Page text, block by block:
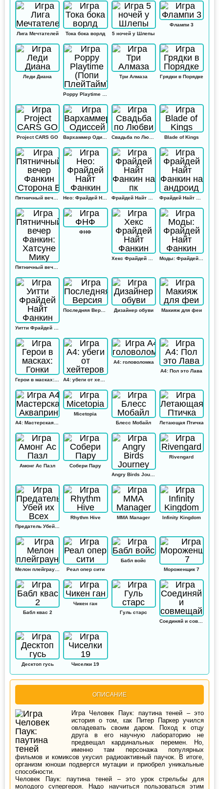
ОПИСАНИЕ
Игра Человек Паук: паутина теней – это
история о том, как Питер Паркер учился
овладевать своим даром. Поход к отцу
друга в его научную лабораторию не
предвещал кардинальных перемен. Но,
именно там персонажа популярных
фильмов и комиксов укусил радиоактивный паучок. В итоге,
организм юноши подвергся мутации и приобрел уникальные
способности.
Человек Паук: паутина теней – это урок стрельбы для
молодого супергероя. Надо научиться пользоваться этим
Лига Мечтателей Тока бока ворлд 5 ночей у Шлепы
Флампи 3
Леди Диана Три Алмаза Грядки в Порядке
Project CARS GO Свадьба по Любви Blade of Kings
ФНФ
Моды: Фрайдей Найт Фанкин
Дизайнер обуви Макияж для феи
А4: головоломка
А4: Пол это Лава
Micetopia
Блесс Мобайл
Летающая Птичка
Амонг Ас Пазл
Собери Пару
Angry Birds Journey
Rivengard
Rhythm Hive MMA Manager Infinity Kingdom
Реал опер сити
Бабл войс
Мороженщик 7
Бабл квас 2
Чикен ган
Гуль старс
Соединяй и совмещай
Десктоп гусь Чиселки 19